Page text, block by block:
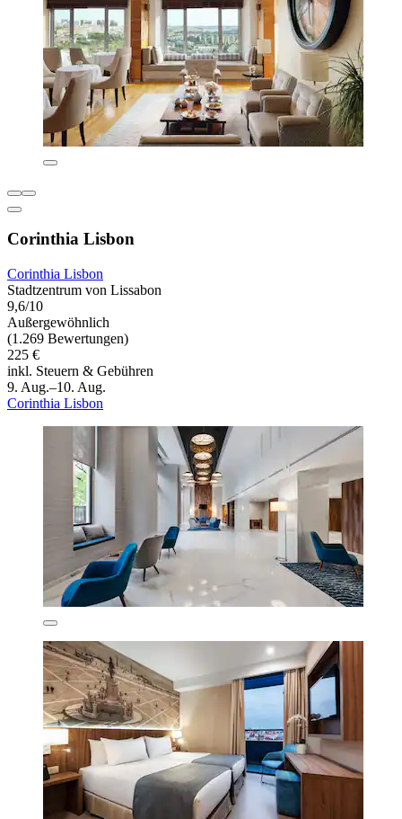
Corinthia Lisbon
Corinthia Lisbon
Stadtzentrum von Lissabon
9,6/10
Außergewöhnlich
(1.269 Bewertungen)
225 €
inkl. Steuern & Gebühren
9. Aug.–10. Aug.
Corinthia Lisbon